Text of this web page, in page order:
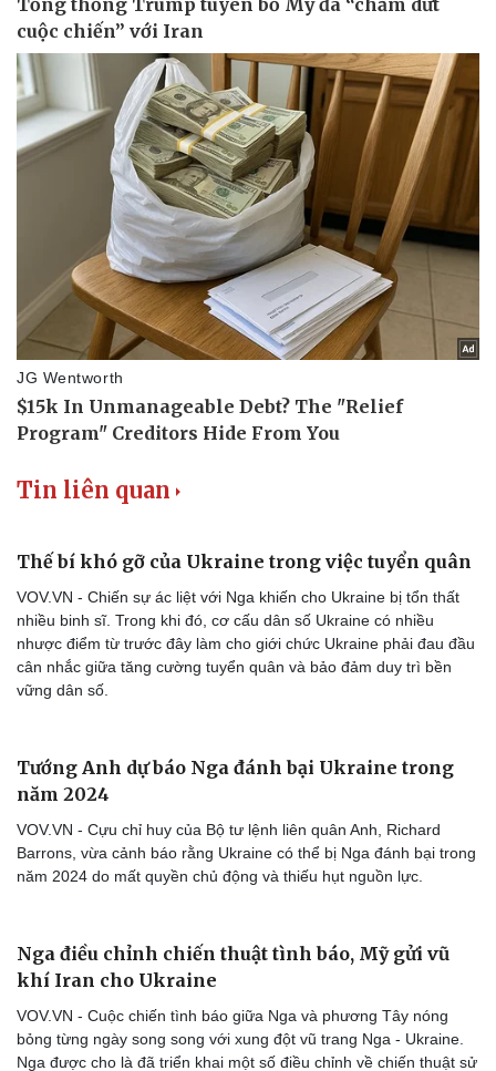
Thông tin doanh nghiệp
Doanh nghiệp 24h
Doanh nhân
Vì cộng đồng
Sành điệu
Tin Công nghệ
Trải nghiệm
Chuyển đổi số
Tin liên quan
Thế bí khó gỡ của Ukraine trong việc tuyển quân
VOV.VN - Chiến sự ác liệt với Nga khiến cho Ukraine bị tổn thất
nhiều binh sĩ. Trong khi đó, cơ cấu dân số Ukraine có nhiều
nhược điểm từ trước đây làm cho giới chức Ukraine phải đau đầu
cân nhắc giữa tăng cường tuyển quân và bảo đảm duy trì bền
vững dân số.
Tướng Anh dự báo Nga đánh bại Ukraine trong
năm 2024
VOV.VN - Cựu chỉ huy của Bộ tư lệnh liên quân Anh, Richard
Barrons, vừa cảnh báo rằng Ukraine có thể bị Nga đánh bại trong
năm 2024 do mất quyền chủ động và thiếu hụt nguồn lực.
Nga điều chỉnh chiến thuật tình báo, Mỹ gửi vũ
khí Iran cho Ukraine
VOV.VN - Cuộc chiến tình báo giữa Nga và phương Tây nóng
bỏng từng ngày song song với xung đột vũ trang Nga - Ukraine.
Nga được cho là đã triển khai một số điều chỉnh về chiến thuật sử